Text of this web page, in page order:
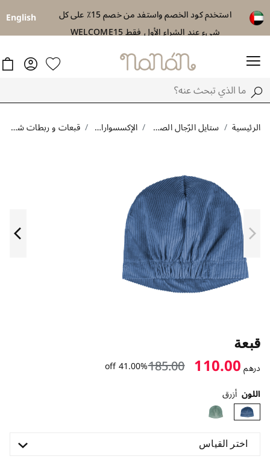
استخدم كود الخصم واستفد من خصم 15٪ على كل
شيء عند الشراء الأول فقط WELCOME15
توصيل مجاني
English
الرئيسية ستايل الرّجال الصغار الإكسسوارات قبعات و ربطات شعر
قبعة
درهم110.00
185.00
41.00% off
اللون أزرق
اختر القياس